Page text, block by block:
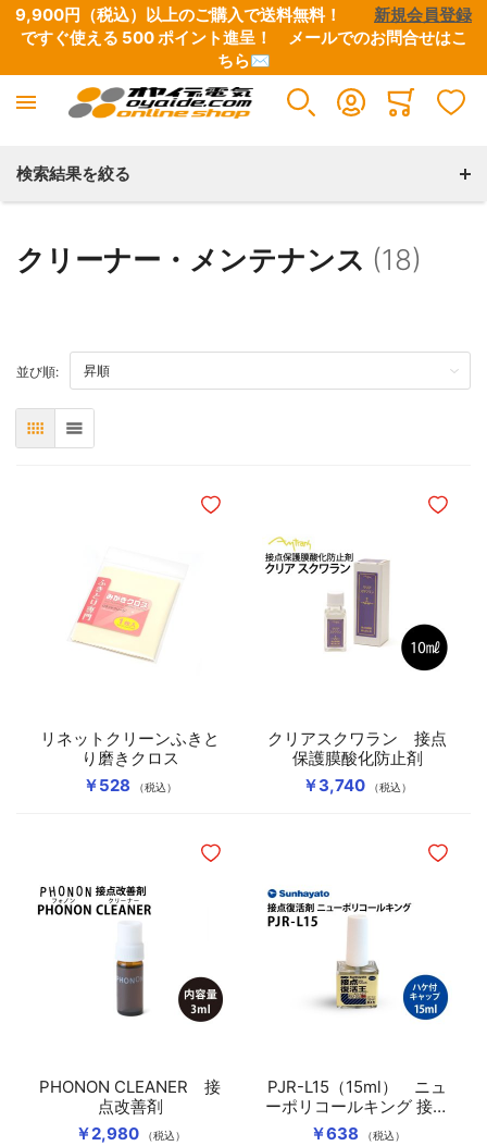
9,900円（税込）以上のご購入で送料無料！ 新規会員登録
ですぐ使える 500 ポイント進呈！ メールでのお問合せはこ
ちら✉
電源ケーブル・タップ・関連パーツ
すべての商品
自作用ケーブル・BOX
コンセントプレート・ベース
インターコネクトケーブル
すべての商品
インターコネクトケーブル切り売り
スピーカーケーブル
すべての商品
Yラグ・バナナプラグ・その他コネクター
デジタルケーブル
すべての商品
XLRケーブル
デジタルケーブル切り売り
映像ケーブル
すべての商品
グランドボックス（仮想アース装置）
すべての商品
アナログ･レコードアクセサリー
すべての商品
フォノケーブル
シート・テープ
すべての商品
各種コネクター類
すべての商品
XLRコネクター
6.3MMフォーンプラグ
各種レセプタクル
DCプラグ・その他
ケーブルグランド・固定クランプ
各種配線材
すべての商品
各種チューブ
すべての商品
外装用チューブ
はんだ・工具
すべての商品
検索結果を絞る
クリーナー・メンテナンス (18)
並び順:TOP
表 リスト
￥528 （税込）
リネットクリーンふきと
り磨きクロス
ほしいものリストに追加
￥3,740 （税込）
クリアスクワラン 接点
保護膜酸化防止剤
ほしい
￥2,980 （税込）
PHONON CLEANER 接
点改善剤
ほしいものリストに追加
￥638 （税込）
PJR-L15（15ml） ニュ
ーポリコールキング 接点
復活王
ほしい